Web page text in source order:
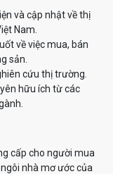
và cập nhật về thị
Nam.
về việc mua, bán
sản.
cứu thị trường.
hữu ích từ các
cấp cho người mua
nhà mơ ước của